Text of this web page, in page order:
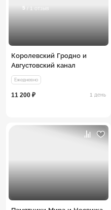
5 / 1 отзыв
Королевский Гродно и
Августовский канал
Ежедневно
11 200 ₽ 1 день